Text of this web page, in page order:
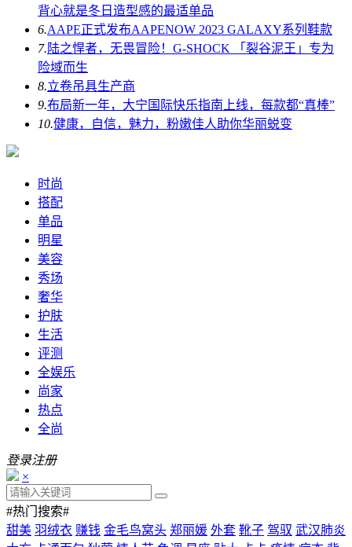
背心就是冬日造型感的最适单品
6.AAPE正式发布AAPENOW 2023 GALAXY系列鞋款
7.陆之悍者，无畏冒险！G-SHOCK 「裂谷泥王」专为
险域而生
8.立卷吊具生产商
9.布局新一年，大宁国际快乐指南上线，每款都“真棒”
10.健康，自信，魅力，粉嫩佳人助你华丽蜕变
时尚
搭配
单品
明星
美容
秀场
奢华
护肤
生活
评测
全娱乐
尚家
热点
全尚
登录注册
×
#热门搜索#
甜美 羽绒衣 赚钱 金毛鸟窝头 郑丽媛 外套 靴子 驾驭 武汉肺炎